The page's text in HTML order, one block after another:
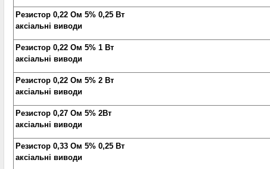
Резистор 0,22 Ом 5% 0,25 Вт
аксіальні виводи
Резистор 0,22 Ом 5% 1 Вт
аксіальні виводи
Резистор 0,22 Ом 5% 2 Вт
аксіальні виводи
Резистор 0,27 Ом 5% 2Вт
аксіальні виводи
Резистор 0,33 Ом 5% 0,25 Вт
аксіальні виводи